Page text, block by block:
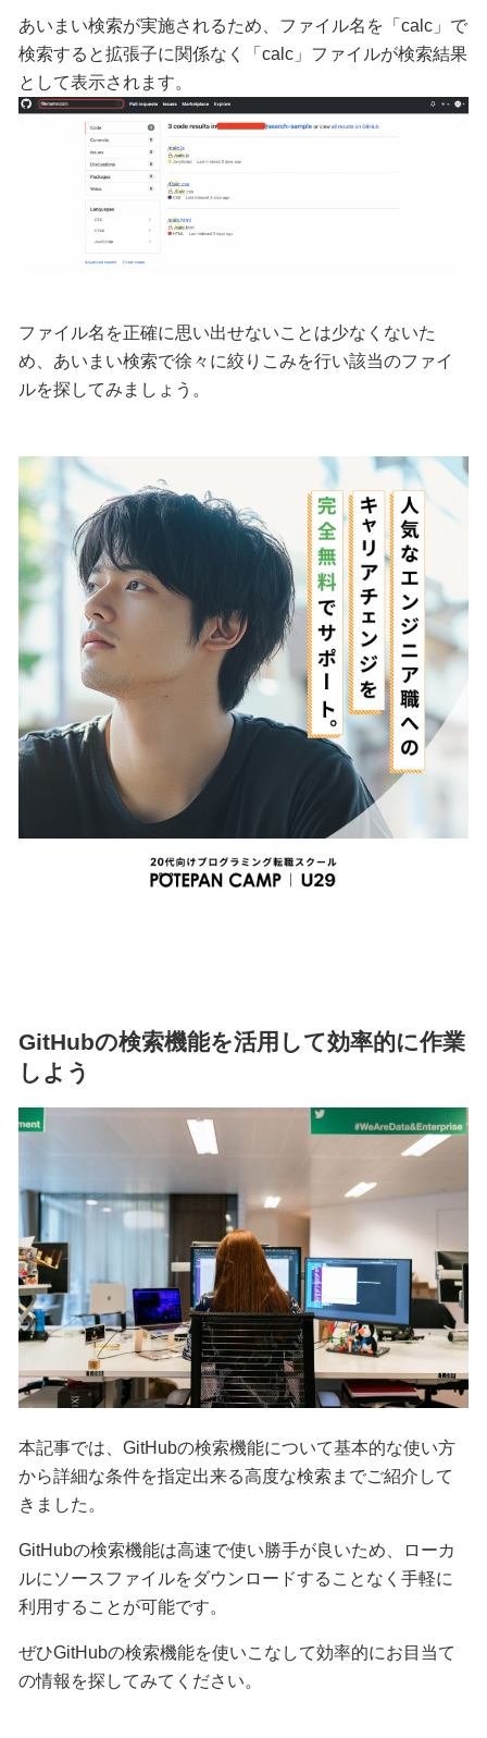
あいまい検索が実施されるため、ファイル名を「calc」で
検索すると拡張子に関係なく「calc」ファイルが検索結果
として表示されます。
ファイル名を正確に思い出せないことは少なくないた
め、あいまい検索で徐々に絞りこみを行い該当のファイ
ルを探してみましょう。
GitHubの検索機能を活用して効率的に作業
しよう
本記事では、GitHubの検索機能について基本的な使い方
から詳細な条件を指定出来る高度な検索までご紹介して
きました。
GitHubの検索機能は高速で使い勝手が良いため、ローカ
ルにソースファイルをダウンロードすることなく手軽に
利用することが可能です。
ぜひGitHubの検索機能を使いこなして効率的にお目当て
の情報を探してみてください。